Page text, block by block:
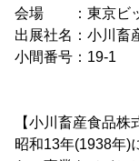
会場 ：東京ビッ
出展社名：小川畜
小間番号：19-1
【小川畜産食品株
昭和13年(1938年)